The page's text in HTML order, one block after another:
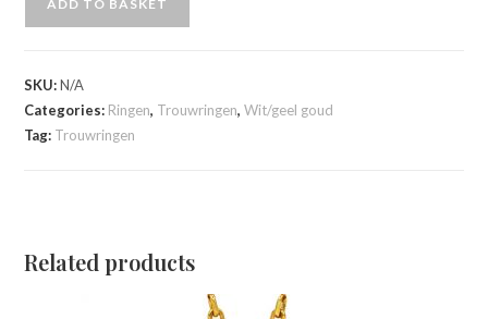
ADD TO BASKET
SKU:N/A
Categories: Ringen, Trouwringen,Wit/geel goud
Tag: Trouwringen
Related products